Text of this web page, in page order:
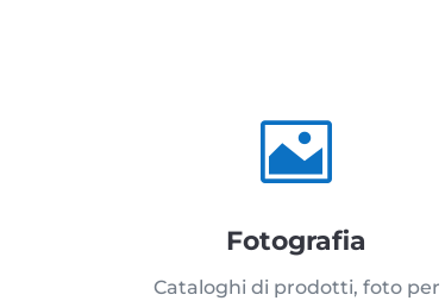

Fotografia
Cataloghi di prodotti, foto per